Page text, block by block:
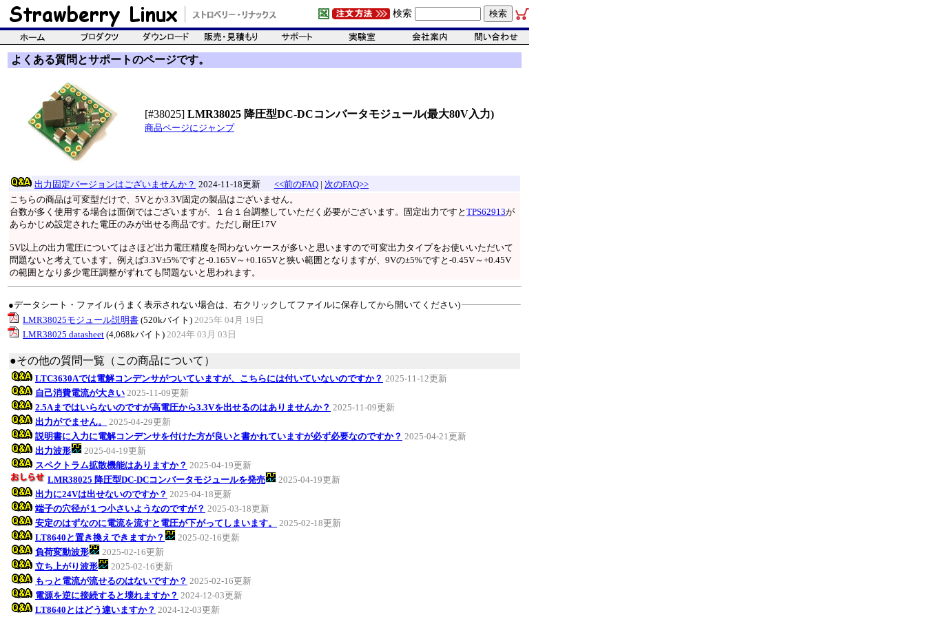
検索
よくある質問とサポートのページです。
[#38025] LMR38025 降圧型DC-DCコンバータモジュール(最大80V入力)
商品ページにジャンプ
出力固定バージョンはございませんか？ 2024-11-18更新 <<前のFAQ | 次のFAQ>>
こちらの商品は可変型だけで、5Vとか3.3V固定の製品はございません。
台数が多く使用する場合は面倒ではございますが、１台１台調整していただく必要がございます。固定出力ですと TPS62913が
あらかじめ設定された電圧のみが出せる商品です。ただし耐圧17V
5V以上の出力電圧についてはさほど出力電圧精度を問わないケースが多いと思いますので可変出力タイプをお使いいただいて
問題ないと考えています。例えば3.3V±5%ですと-0.165V～+0.165Vと狭い範囲となりますが、9Vの±5%ですと-0.45V～+0.45V
の範囲となり多少電圧調整がずれても問題ないと思われます。
●データシート・ファイル (うまく表示されない場合は、右クリックしてファイルに保存してから開いてください)
LMR38025モジュール説明書 (520kバイト) 2025年 04月 19日
LMR38025 datasheet (4,068kバイト) 2024年 03月 03日
●その他の質問一覧（この商品について）
LTC3630Aでは電解コンデンサがついていますが、こちらには付いていないのですか？ 2025-11-12更新
自己消費電流が大きい 2025-11-09更新
2.5Aまではいらないのですが高電圧から3.3Vを出せるのはありませんか？ 2025-11-09更新
出力がでません。
2025-04-29更新
説明書に入力に電解コンデンサを付けた方が良いと書かれていますが必ず必要なのですか？ 2025-04-21更新
出力波形
2025-04-19更新
スペクトラム拡散機能はありますか？ 2025-04-19更新
LMR38025 降圧型DC-DCコンバータモジュールを発売
2025-04-19更新
出力に24Vは出せないのですか？ 2025-04-18更新
端子の穴径が１つ小さいようなのですが？ 2025-03-18更新
安定のはずなのに電流を流すと電圧が下がってしまいます。
2025-02-18更新
LT8640と置き換えできますか？
2025-02-16更新
負荷変動波形
2025-02-16更新
立ち上がり波形
2025-02-16更新
もっと電流が流せるのはないですか？ 2025-02-16更新
電源を逆に接続すると壊れますか？ 2024-12-03更新
LT8640とはどう違いますか？ 2024-12-03更新